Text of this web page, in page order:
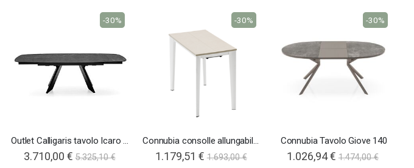
Outlet Calligaris tavolo Icaro sagomato
3.710,00 € 5.325,10 €
-30%
Connubia consolle allungabile Artic
1.179,51 € 1.693,00 €
-30%
Connubia Tavolo Giove 140
1.026,94 € 1.474,00 €
-30%